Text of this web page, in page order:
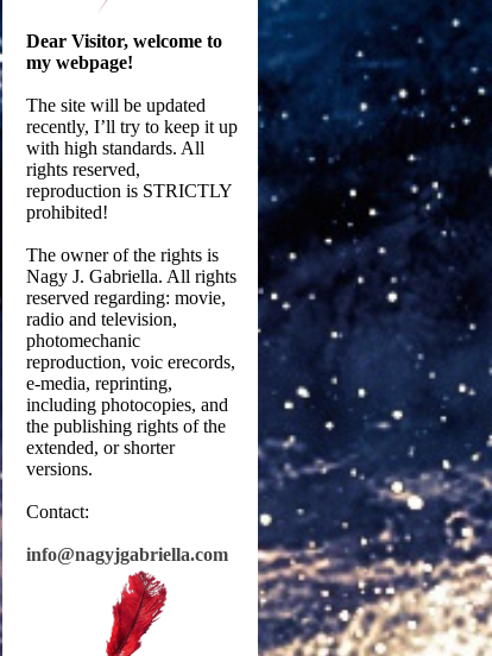
Dear Visitor, welcome to
my webpage!
The site will be updated
recently, I’ll try to keep it up
with high standards. All
rights reserved,
reproduction is STRICTLY
prohibited!
The owner of the rights is
Nagy J. Gabriella. All rights
reserved regarding: movie,
radio and television,
photomechanic
reproduction, voic erecords,
e-media, reprinting,
including photocopies, and
the publishing rights of the
extended, or shorter
versions.
Contact:
info@nagyjgabriella.com